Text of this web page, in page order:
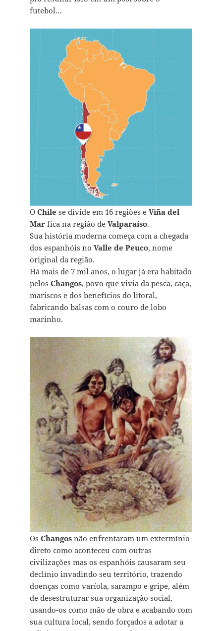
futebol…
O Chile se divide em 16 regiões e Viña del
Marfica na região deValparaíso.
Sua história moderna começa com a chegada
dos espanhóis no Valle de Peuco, nome
original da região.
Há mais de 7 mil anos, o lugar já era habitado
pelos Changos, povo que vivia da pesca, caça,
mariscos e dos benefícios do litoral,
fabricando balsas com o couro de lobo
marinho.
Os Changosnão enfrentaram um extermínio
direto como aconteceu com outras
civilizações mas os espanhóis causaram seu
declínio invadindo seu território, trazendo
doenças como varíola, sarampo e gripe, além
de desestruturar sua organização social,
usando-os como mão de obra e acabando com
sua cultura local, sendo forçados a adotar a